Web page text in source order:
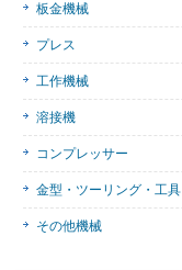
板金機械
プレス
工作機械
溶接機
コンプレッサー
金型・ツーリング・工具
その他機械